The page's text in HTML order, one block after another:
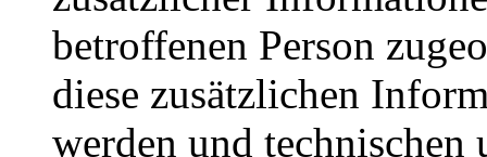
betroffenen Person
diese zusätzlichen
werden und technischen